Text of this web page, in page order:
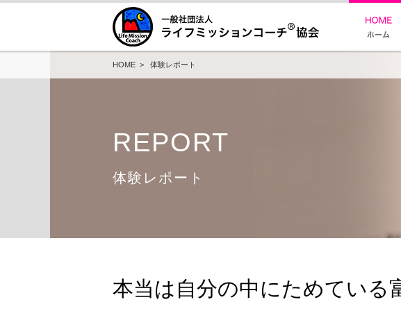
HOME > 体験レポート
REPORT
体験レポート
本当は自分の中にためている